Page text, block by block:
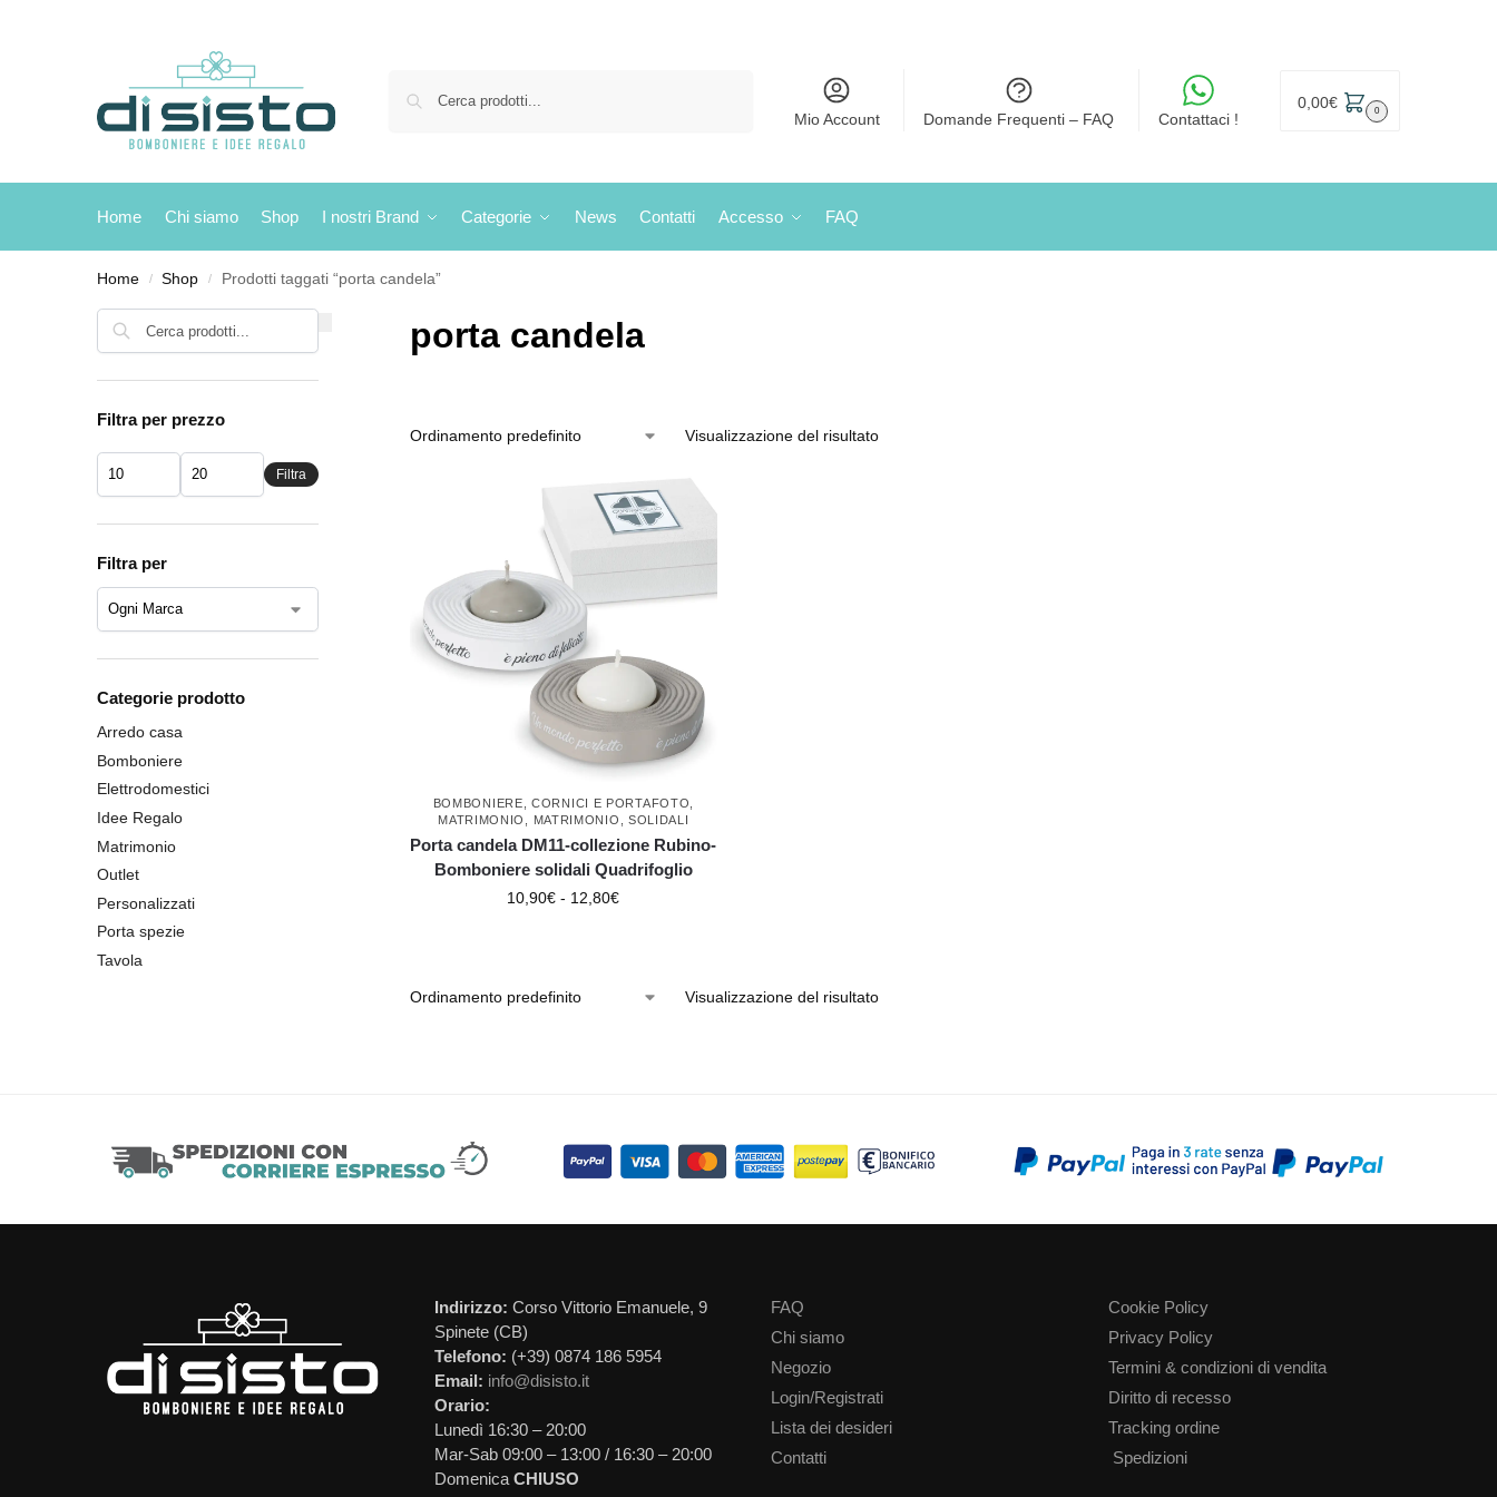
Mio Account Domande Frequenti – FAQ Contattaci !
0,00€ 0
Home Chi siamo Shop I nostri Brand Categorie News Contatti Accesso FAQ
Home / Shop / Prodotti taggati “porta candela”
porta candela
Visualizzazione del risultato
BOMBONIERE ,CORNICI E PORTAFOTO
MATRIMONIO
MATRIMONIO SOLIDALI
Porta candela DM11-collezione Rubino-
Bomboniere solidali Quadrifoglio
10,90€ - 12,80€
Visualizzazione del risultato
Filtra per prezzo
Filtra
Filtra per
Categorie prodotto
Arredo casa
Bomboniere
Elettrodomestici
Idee Regalo
Matrimonio
Outlet
Personalizzati
Porta spezie
Tavola
Indirizzo: Corso Vittorio Emanuele, 9
Spinete (CB)
Telefono: (+39) 0874 186 5954
Email: info@disisto.it
Orario:
Lunedì 16:30 – 20:00
Mar-Sab 09:00 – 13:00 / 16:30 – 20:00
Domenica CHIUSO
FAQ
Chi siamo
Negozio
Login/Registrati
Lista dei desideri
Contatti
Cookie Policy
Privacy Policy
Termini & condizioni di vendita
Diritto di recesso
Tracking ordine
Spedizioni